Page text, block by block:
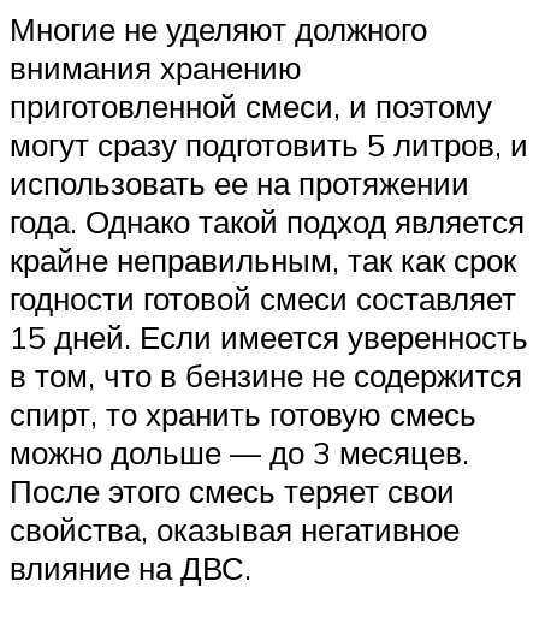
Многие не уделяют должного
внимания хранению
приготовленной смеси, и поэтому
могут сразу подготовить 5 литров, и
использовать ее на протяжении
года. Однако такой подход является
крайне неправильным, так как срок
годности готовой смеси составляет
15 дней. Если имеется уверенность
в том, что в бензине не содержится
спирт, то хранить готовую смесь
можно дольше — до 3 месяцев.
После этого смесь теряет свои
свойства, оказывая негативное
влияние на ДВС.